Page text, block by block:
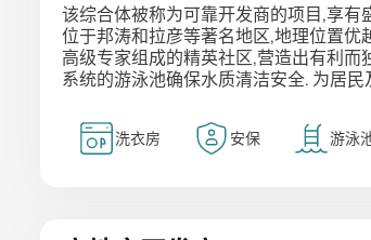
该综合体被称为可靠开发商的项目,享
位于邦涛和拉彦等著名地区,地理位置
高级专家组成的精英社区,营造出有利
系统的游泳池确保水质清洁安全. 为居
洗衣房 安保 游泳